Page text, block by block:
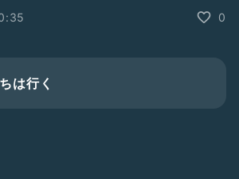
0
は行く